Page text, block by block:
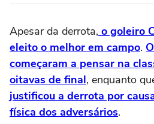
Apesar da derrota, o goleiro
eleito o melhor em campo.
começaram a pensar na
oitavas de final, enquanto
justificou a derrota por
física dos adversários.